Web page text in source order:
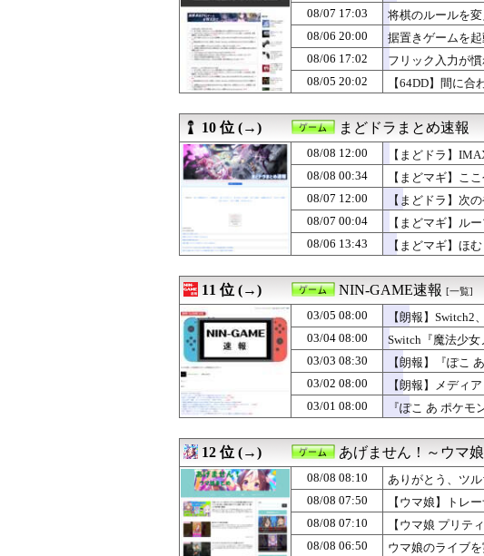
08/07 00:04
【まどマギ】ループものの9割
08/07 00:00
【ドラクエウォーク】無課金
08/07 00:00
【モンハンワイルズ】睡眠・
08/06 23:05
部屋作りゲーム、確率で出現
08/06 22:07
【スト6】竹内ジョン選手「ど
08/06 21:30
【FE万紫千紅】これ速攻で
08/06 20:45
【ドラクエウォーク】ドラゴン
08/06 20:40
【ドラクエウォーク】ドラゴ
08/06 20:36
【ドラクエウォーク】イベン
08/06 20:00
据置きゲームを起動するのが億
08/06 19:30
【FEH】今回の錬成で一番強
08/06 19:00
【ポケチャン】可愛いポケモン
08/06 17:02
フリック入力が慣れない 片手
08/06 13:43
【まどマギ】ほむリリィも顔
08/06 13:27
【ガークリ】正統派だけど、
08/06 05:00
【NGS】メインストーリー更
08/06 03:15
【アイギス】納涼の浴衣イベ
08/06 01:10
お前らが思うバカゲーて何？
08/06 00:00
【まどドラ】プレマ2戦まけ
08/06 00:00
【モンハンワイルズ】罠の上
08/05 23:05
除霊ゲームさん、泣く泣くク
08/05 20:02
【64DD】間に合わなかった救
08/05 17:01
海外ゲーマーさん PS5物理デ
08/07 17:03
将棋のルールを
08/06 20:00
据置きゲームを
08/06 17:02
フリック入力が
08/05 20:02
【64DD】間に
10 位 (→) まどドラまとめ速報
08/08 12:00
【まどドラ】
08/08 00:34
【まどマギ】こ
08/07 12:00
【まどドラ】次
08/07 00:04
【まどマギ】ル
08/06 13:43
【まどマギ】ほ
11 位 (→) NIN-GAME速報 [一覧]
03/05 08:00
【朗報】
03/04 08:00
Switch『魔法少女
03/03 08:30
【朗報】『ぽこ
03/02 08:00
【朗報】メディ
03/01 08:00
『ぽこ あ ポケモ
12 位 (→) あげません！～ウマ
08/08 08:10
ありがとう、ツル
08/08 07:50
【ウマ娘】トレ
08/08 07:10
【ウマ娘 プリテ
08/08 06:50
ウマ娘のライブ